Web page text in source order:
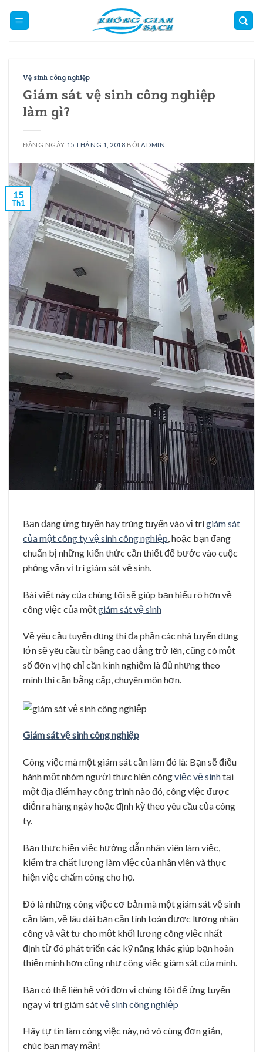
Vệ sinh công nghiệp
Giám sát vệ sinh công nghiệp
làm gì?
ĐĂNG NGÀY 15 THÁNG 1, 2018 BỞI ADMIN
15
Th1
Bạn đang ứng tuyển hay trúng tuyển vào vị trígiám sát
của một công ty vệ sinh công nghiệp , hoặc bạn đang
chuẩn bị những kiến thức cần thiết để bước vào cuộc
phỏng vấn vị trí giám sát vệ sinh.
Bài viết này của chúng tôi sẽ giúp bạn hiểu rõ hơn về
công việc của mộtgiám sát vệ sinh
Về yêu cầu tuyển dụng thì đa phần các nhà tuyển dụng
lớn sẽ yêu cầu từ bằng cao đẳng trở lên, cũng có một
số đơn vị họ chỉ cần kinh nghiệm là đủ nhưng theo
mình thì cần bằng cấp, chuyên môn hơn.
Giám sát vệ sinh công nghiệp
Công việc mà một giám sát cần làm đó là: Bạn sẽ điều
hành một nhóm người thực hiện côngviệc vệ sinhtại
một địa điểm hay công trình nào đó, công việc được
diễn ra hàng ngày hoặc định kỳ theo yêu cầu của công
ty.
Bạn thực hiện việc hướng dẫn nhân viên làm việc,
kiểm tra chất lượng làm việc của nhân viên và thực
hiện việc chấm công cho họ.
Đó là những công việc cơ bản mà một giám sát vệ sinh
cần làm, về lâu dài bạn cần tính toán được lượng nhân
công và vật tư cho một khối lượng công việc nhất
định từ đó phát triển các kỹ năng khác giúp bạn hoàn
thiện mình hơn cũng như công việc giám sát của mình.
Bạn có thể liên hệ với đơn vị chúng tôi để ứng tuyển
ngay vị trí giám sát vệ sinh công nghiệp
Hãy tự tin làm công việc này, nó vô cùng đơn giản,
chúc bạn may mắn!